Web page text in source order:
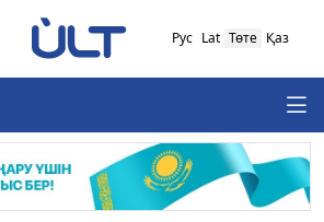
Қаз
Төте
Lat
Рус